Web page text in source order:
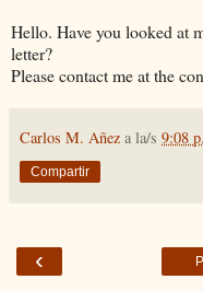
Hello. Have you looked at
letter?
Please contact me at the
Carlos M. Añez a la/s 9:08
Compartir
‹